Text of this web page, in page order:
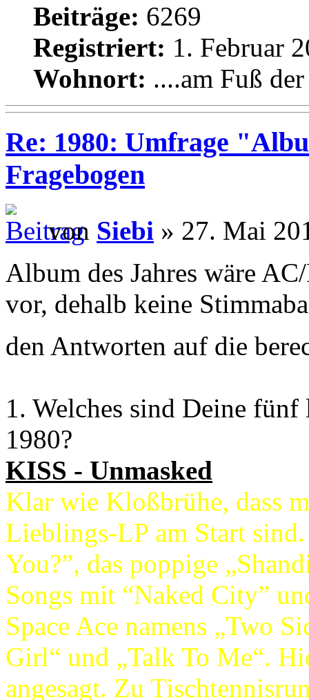
Beiträge: 6269
Registriert: 1. Februar
Wohnort: ....am Fuß
Re: 1980: Umfrage
Fragebogen
von Siebi » 27. Mai
Album des Jahres wäre
vor, dehalb keine
den Antworten auf die
1. Welches sind Deine fünf
1980?
KISS - Unmasked
Klar wie Kloßbrühe, dass
Lieblings-LP am Start
You?”, das poppige
Songs mit “Naked City”
Space Ace namens „Two
Girl“ und „Talk To Me“.
angesagt. Zu